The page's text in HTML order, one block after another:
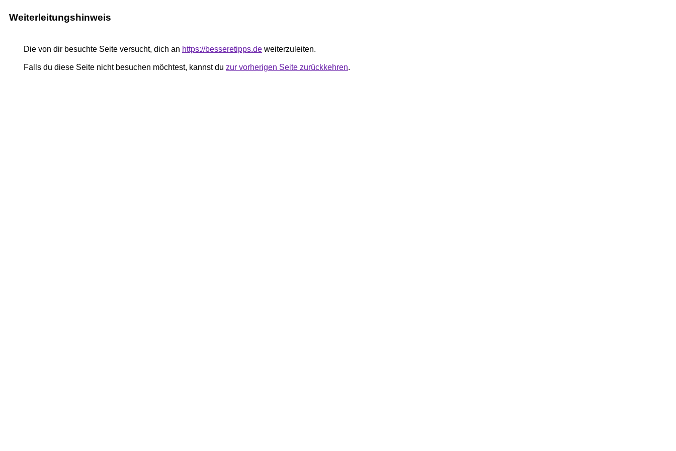
Weiterleitungshinweis
Die von dir besuchte Seite versucht, dich an https://besseretipps.de weiterzuleiten.
Falls du diese Seite nicht besuchen möchtest, kannst du zur vorherigen Seite zurückkehren.